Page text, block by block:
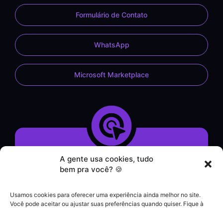
A gente usa cookies, tudo
bem pra você? 🍪
Usamos cookies para oferecer uma experiência ainda melhor no site.
Você pode aceitar ou ajustar suas preferências quando quiser. Fique à
Formulário de Contato
WhatsApp
Microsoft Marketplace
Demonstração do Sistema
Formulário de Contato
Helpdesk